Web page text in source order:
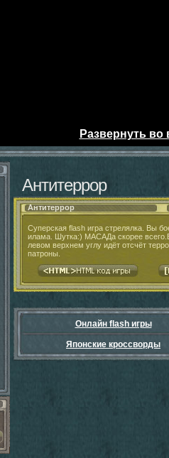
Развернуть во
Антитеррор
Антитеррор
Суперская flash игра стрелялка. Вы
илама. Шутка:) МАСАДа скорее
левом верхнем углу идёт отсчёт
патроны.
Онлайн flash игры
Японские кроссворды